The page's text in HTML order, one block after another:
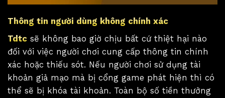
Thông tin người dùng không chính xác
Tdtc sẽ không bao giờ chịu bất cứ thiệt hại nào
đối với việc người chơi cung cấp thông tin chính
xác hoặc thiếu sót. Nếu người chơi sử dụng tài
khoản giả mạo mà bị cổng game phát hiện thì có
thể sẽ bị khóa tài khoản. Toàn bộ số tiền thưởng